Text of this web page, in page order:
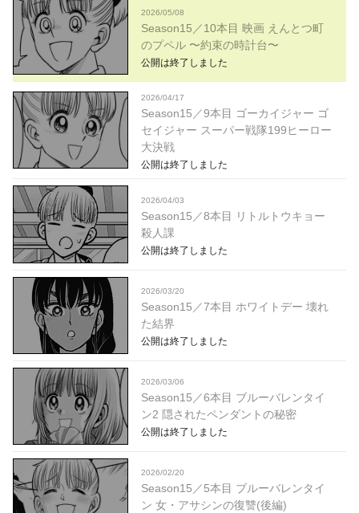
2026/05/08
Season15／10本目 映画 えんとつ町
のプペル 〜約束の時計台〜
公開は終了しました
2026/04/17
Season15／9本目 ゴーカイジャー ゴ
セイジャー スーパー戦隊199ヒーロー
大決戦
公開は終了しました
2026/04/03
Season15／8本目 リトルトウキョー
殺人課
公開は終了しました
2026/03/20
Season15／7本目 ホワイトデー 壊れ
た結界
公開は終了しました
2026/03/06
Season15／6本目 ブルーバレンタイ
ン2 隠されたペンダントの秘密
公開は終了しました
2026/02/20
Season15／5本目 ブルーバレンタイ
ン 女・アサシンの復讐(後編)